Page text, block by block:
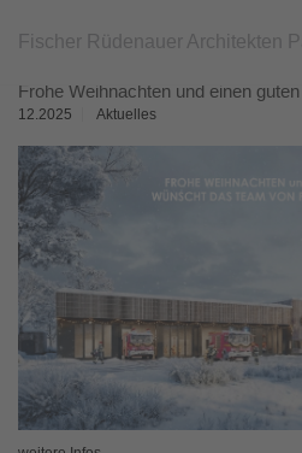
Hauptinhalt
springen
Fischer Rüdenauer Architekten
Frohe Weihnachten und einen
12.2025 Aktuelles